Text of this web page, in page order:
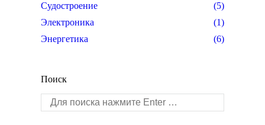
Судостроение
(5)
Электроника
(1)
Энергетика
(6)
Поиск
Поиск: